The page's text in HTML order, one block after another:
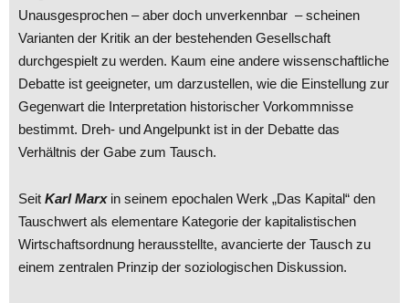
Unausgesprochen – aber doch unverkennbar – scheinen
Varianten der Kritik an der bestehenden Gesellschaft
durchgespielt zu werden. Kaum eine andere wissenschaftliche
Debatte ist geeigneter, um darzustellen, wie die Einstellung zur
Gegenwart die Interpretation historischer Vorkommnisse
bestimmt. Dreh- und Angelpunkt ist in der Debatte das
Verhältnis der Gabe zum Tausch.
Seit Karl Marxin seinem epochalen Werk „Das Kapital“ den
Tauschwert als elementare Kategorie der kapitalistischen
Wirtschaftsordnung herausstellte, avancierte der Tausch zu
einem zentralen Prinzip der soziologischen Diskussion.